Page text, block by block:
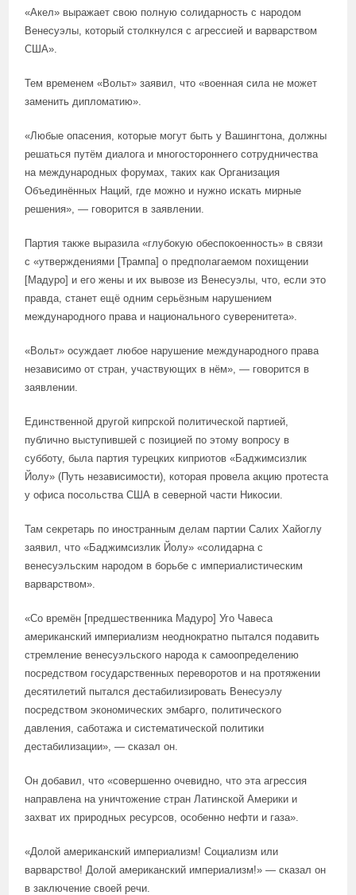
«Акел» выражает свою полную солидарность с народом
Венесуэлы, который столкнулся с агрессией и варварством
США».
Тем временем «Вольт» заявил, что «военная сила не может
заменить дипломатию».
«Любые опасения, которые могут быть у Вашингтона, должны
решаться путём диалога и многостороннего сотрудничества
на международных форумах, таких как Организация
Объединённых Наций, где можно и нужно искать мирные
решения», — говорится в заявлении.
Партия также выразила «глубокую обеспокоенность» в связи
с «утверждениями [Трампа] о предполагаемом похищении
[Мадуро] и его жены и их вывозе из Венесуэлы, что, если это
правда, станет ещё одним серьёзным нарушением
международного права и национального суверенитета».
«Вольт» осуждает любое нарушение международного права
независимо от стран, участвующих в нём», — говорится в
заявлении.
Единственной другой кипрской политической партией,
публично выступившей с позицией по этому вопросу в
субботу, была партия турецких киприотов «Баджимсизлик
Йолу» (Путь независимости), которая провела акцию протеста
у офиса посольства США в северной части Никосии.
Там секретарь по иностранным делам партии Салих Хайоглу
заявил, что «Баджимсизлик Йолу» «солидарна с
венесуэльским народом в борьбе с империалистическим
варварством».
«Со времён [предшественника Мадуро] Уго Чавеса
американский империализм неоднократно пытался подавить
стремление венесуэльского народа к самоопределению
посредством государственных переворотов и на протяжении
десятилетий пытался дестабилизировать Венесуэлу
посредством экономических эмбарго, политического
давления, саботажа и систематической политики
дестабилизации», — сказал он.
Он добавил, что «совершенно очевидно, что эта агрессия
направлена на уничтожение стран Латинской Америки и
захват их природных ресурсов, особенно нефти и газа».
«Долой американский империализм! Социализм или
варварство! Долой американский империализм!» — сказал он
в заключение своей речи.